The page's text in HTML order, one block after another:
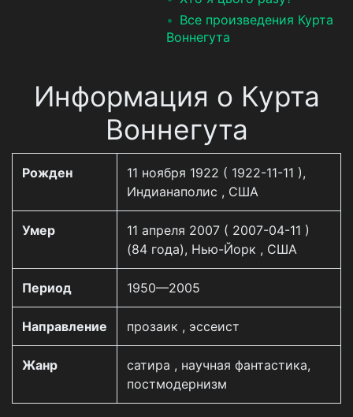
Все произведения Курта
Воннегута
Информация о Курта
Воннегута
Рожден
11 ноября 1922 ( 1922-11-11 ),
Индианаполис , США
Умер
11 апреля 2007 ( 2007-04-11 )
(84 года), Нью-Йорк , США
Период 1950—2005
Направление прозаик , эссеист
Жанр
сатира , научная фантастика,
постмодернизм